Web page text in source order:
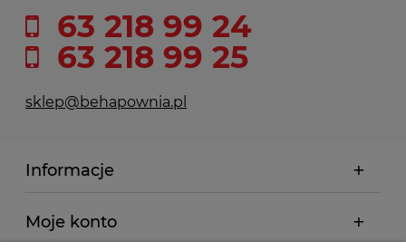
63 218 99 24
63 218 99 25
sklep@behapownia.pl
Informacje
Moje konto